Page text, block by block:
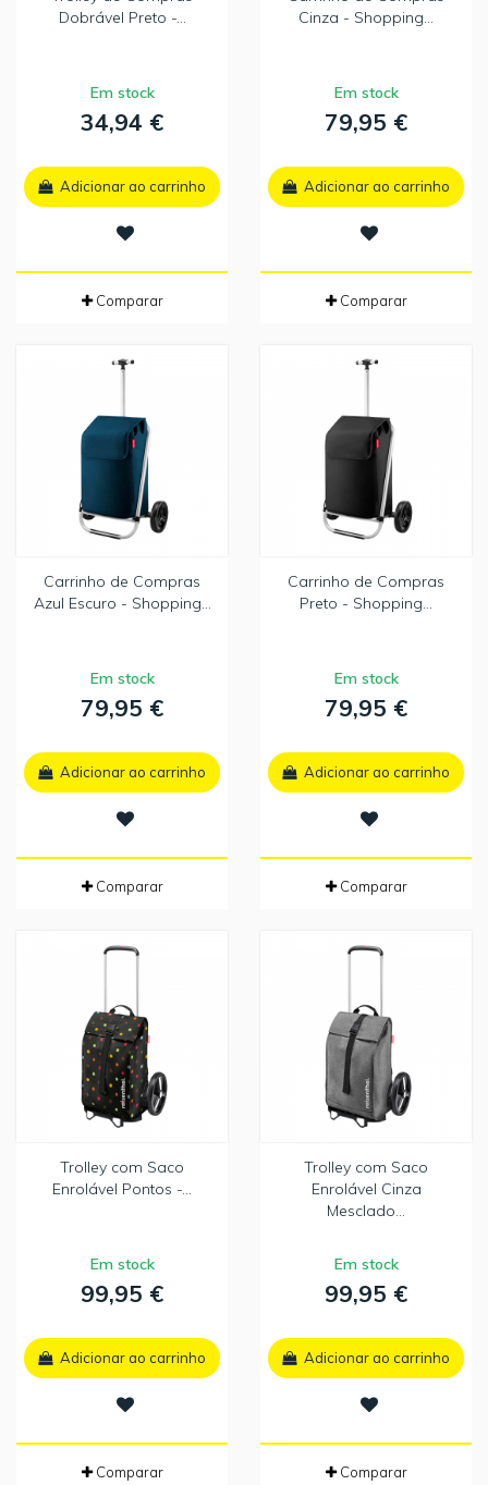
Dobrável Preto -...
Em stock
34,94 €
Adicionar ao carrinho
Comparar
Cinza - Shopping...
Em stock
79,95 €
Adicionar ao carrinho
Comparar
Carrinho de Compras
Azul Escuro - Shopping...
Em stock
79,95 €
Adicionar ao carrinho
Comparar
Carrinho de Compras
Preto - Shopping...
Em stock
79,95 €
Adicionar ao carrinho
Comparar
Trolley com Saco
Enrolável Pontos -...
Em stock
99,95 €
Adicionar ao carrinho
Comparar
Trolley com Saco
Enrolável Cinza
Mesclado...
Em stock
99,95 €
Adicionar ao carrinho
Comparar